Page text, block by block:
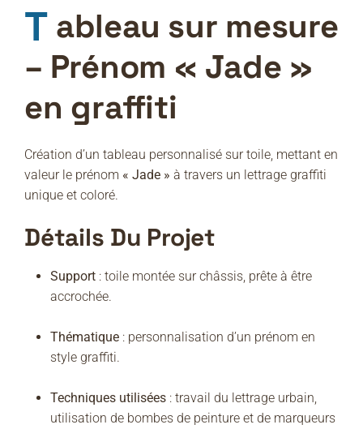
T ableau sur mesure
– Prénom « Jade »
en graffiti
Création d’un tableau personnalisé sur toile, mettant en
valeur le prénom « Jade » à travers un lettrage graffiti
unique et coloré.
Détails Du Projet
Support : toile montée sur châssis, prête à être
accrochée.
Thématique : personnalisation d’un prénom en
style graffiti.
Techniques utilisées : travail du lettrage urbain,
utilisation de bombes de peinture et de marqueurs